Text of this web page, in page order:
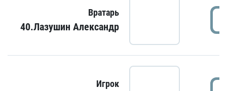
Вратарь
40.Лазушин Александр
Игрок